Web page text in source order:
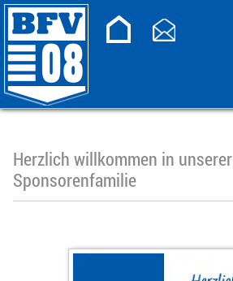
Herzlich willkommen in unserer
Sponsorenfamilie